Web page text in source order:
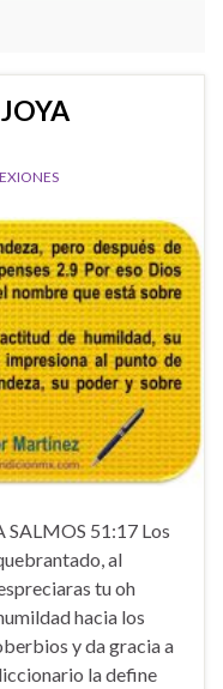
51:17 Los
al
tu oh
hacia los
y da gracia a
la define